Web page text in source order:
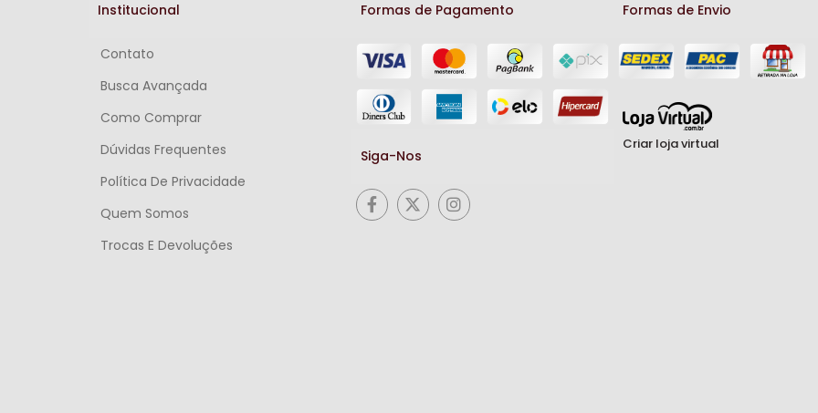
Institucional
Contato
Busca Avançada
Como Comprar
Dúvidas Frequentes
Política De Privacidade
Quem Somos
Trocas E Devoluções
Formas de Pagamento
Siga-Nos
Formas de Envio
Criar loja virtual